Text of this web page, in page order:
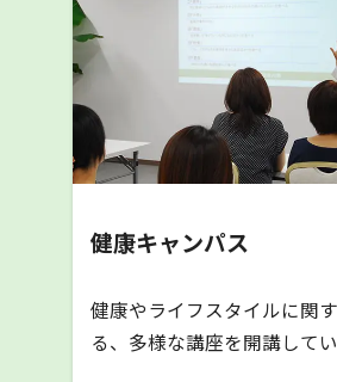
健康キャンパス
健康やライフスタイルに関
る、多様な講座を開講して